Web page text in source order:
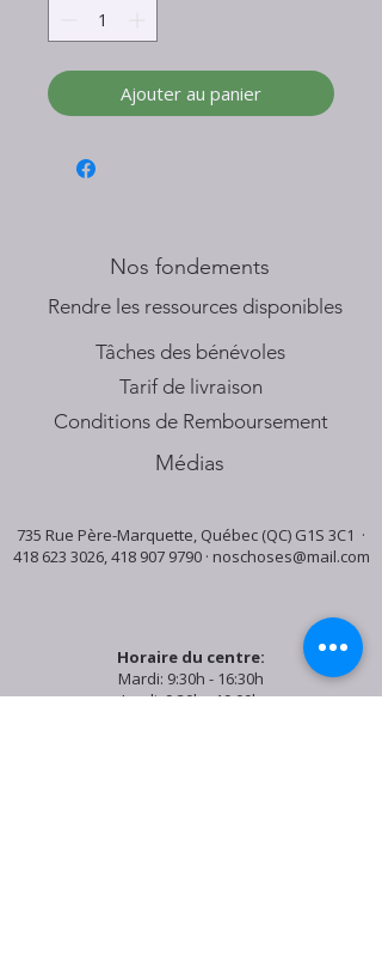
Ajouter au panier
Nos fondements
​Rendre les ressources disponibles
Tâches des bénévoles
Tarif de livraison
Conditions de Remboursement
Médias
735 Rue Père-Marquette, Québec (QC) G1S 3C1 ·
418 623 3026,418 907 9790· noschoses@mail.com
Horaire du centre:
Mardi: 9:30h - 16:30h
Jeudi: 9:30h - 19:00h